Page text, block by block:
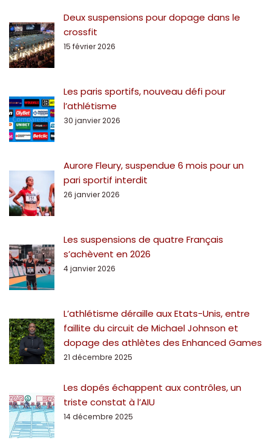
Deux suspensions pour dopage dans le
crossfit
15 février 2026
Les paris sportifs, nouveau défi pour
l’athlétisme
30 janvier 2026
Aurore Fleury, suspendue 6 mois pour un
pari sportif interdit
26 janvier 2026
Les suspensions de quatre Français
s’achèvent en 2026
4 janvier 2026
L’athlétisme déraille aux Etats-Unis, entre
faillite du circuit de Michael Johnson et
dopage des athlètes des Enhanced Games
21 décembre 2025
Les dopés échappent aux contrôles, un
triste constat à l’AIU
14 décembre 2025